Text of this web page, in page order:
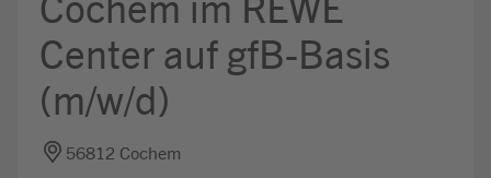
Center auf gfB-Basis
(m/w/d)
56812 Cochem